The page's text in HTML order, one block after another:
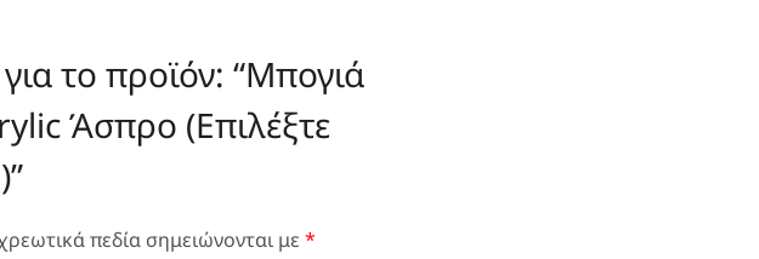
το προϊόν: “Μπογιά
Άσπρο (Επιλέξτε
πεδία σημειώνονται με *